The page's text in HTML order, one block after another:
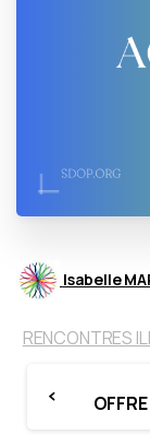
Isabelle
RENCONTRES
Reading